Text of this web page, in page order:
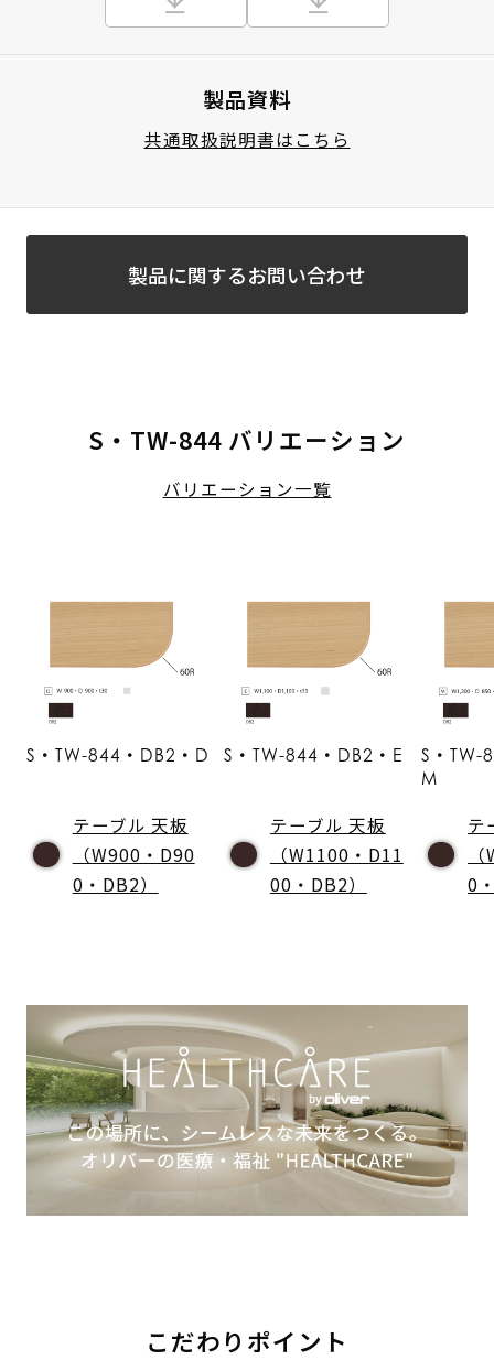
製品資料
共通取扱説明書はこちら
製品に関するお問い合わせ
S・TW-844 バリエーション
バリエーション一覧
S・TW-844・DB2・D
テーブル 天板
（W900・D90
0・DB2）
S・TW-844・DB2・E
テーブル 天板
（W1100・D11
00・DB2）
S・TW-
M
テ
0
こだわりポイント